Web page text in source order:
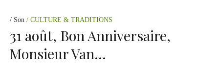
Son CULTURE & TRADITIONS
31 août, Bon Anniversaire,
Monsieur Van…